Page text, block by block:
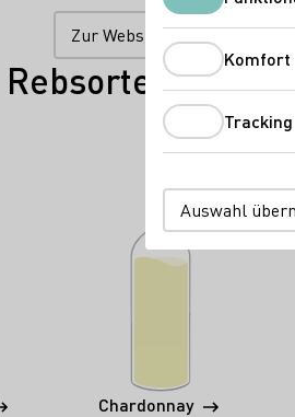
Zur Website
Chardonnay
Komfort
Tracking
Auswahl